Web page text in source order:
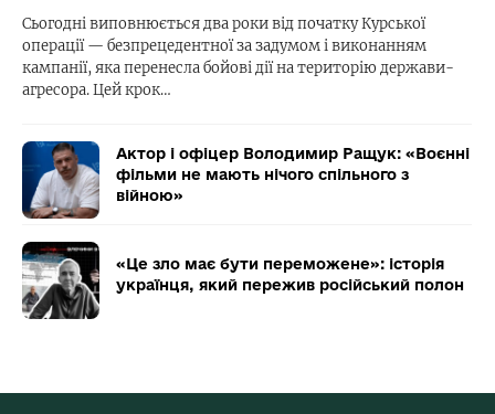
Сьогодні виповнюється два роки від початку Курської
операції — безпрецедентної за задумом і виконанням
кампанії, яка перенесла бойові дії на територію держави-
агресора. Цей крок…
Актор і офіцер Володимир Ращук: «Воєнні
фільми не мають нічого спільного з
війною»
«Це зло має бути переможене»: історія
українця, який пережив російський полон